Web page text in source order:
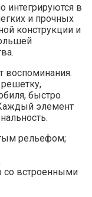
интегрируются в
и прочных
конструкции и
быстро
элемент
рельефом;
со встроенными